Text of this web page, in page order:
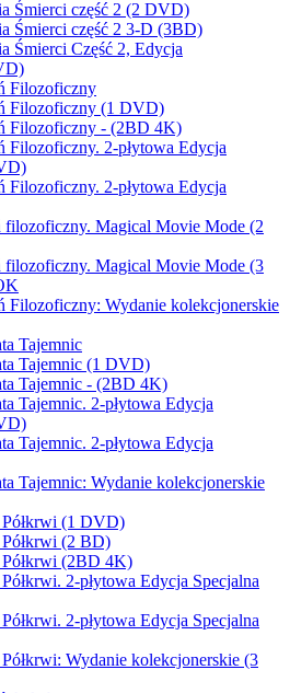
Śmierci część 2 (2 DVD)
Śmierci część 2 3-D (3BD)
Śmierci Część 2, Edycja
Filozoficzny
Filozoficzny (1 DVD)
Filozoficzny - (2BD 4K)
Filozoficzny. 2-płytowa Edycja
Filozoficzny. 2-płytowa Edycja
filozoficzny. Magical Movie Mode (2
filozoficzny. Magical Movie Mode (3
Filozoficzny: Wydanie kolekcjonerskie
Tajemnic
Tajemnic (1 DVD)
Tajemnic - (2BD 4K)
Tajemnic. 2-płytowa Edycja
Tajemnic. 2-płytowa Edycja
Tajemnic: Wydanie kolekcjonerskie
(1 DVD)
(2 BD)
(2BD 4K)
2-płytowa Edycja Specjalna
2-płytowa Edycja Specjalna
Wydanie kolekcjonerskie (3